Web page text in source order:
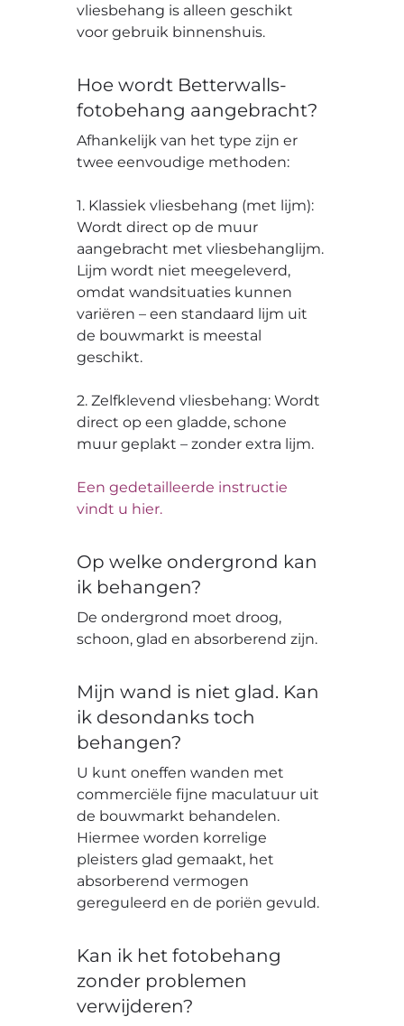
vliesbehang is alleen geschikt
voor gebruik binnenshuis.
Hoe wordt Betterwalls-
fotobehang aangebracht?
Afhankelijk van het type zijn er
twee eenvoudige methoden:
1. Klassiek vliesbehang (met lijm):
Wordt direct op de muur
aangebracht met vliesbehanglijm.
Lijm wordt niet meegeleverd,
omdat wandsituaties kunnen
variëren – een standaard lijm uit
de bouwmarkt is meestal
geschikt.
2. Zelfklevend vliesbehang: Wordt
direct op een gladde, schone
muur geplakt – zonder extra lijm.
Een gedetailleerde instructie
vindt u hier.
Op welke ondergrond kan
ik behangen?
De ondergrond moet droog,
schoon, glad en absorberend zijn.
Mijn wand is niet glad. Kan
ik desondanks toch
behangen?
U kunt oneffen wanden met
commerciële fijne maculatuur uit
de bouwmarkt behandelen.
Hiermee worden korrelige
pleisters glad gemaakt, het
absorberend vermogen
gereguleerd en de poriën gevuld.
Kan ik het fotobehang
zonder problemen
verwijderen?